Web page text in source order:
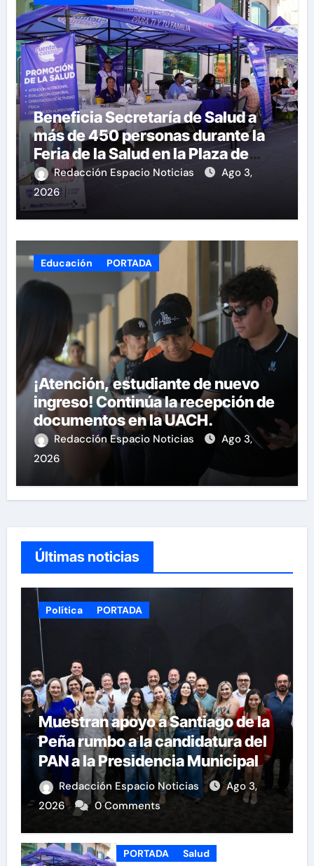
Beneficia Secretaría de Salud a
más de 450 personas durante la
Feria de la Salud en la Plaza de
Armas
Redacción Espacio Noticias
Ago 3,
2026
Educación PORTADA
¡Atención, estudiante de nuevo
ingreso! Continúa la recepción de
documentos en la UACH.
Redacción Espacio Noticias
Ago 3,
2026
Últimas noticias
Política PORTADA
Muestran apoyo a Santiago de la
Peña rumbo a la candidatura del
PAN a la Presidencia Municipal
Redacción Espacio Noticias
Ago 3,
2026
0 Comments
PORTADA Salud